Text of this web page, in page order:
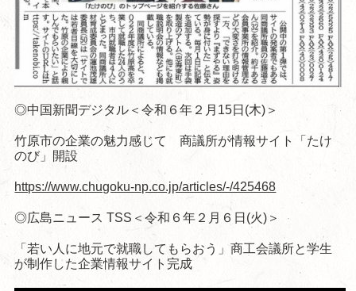
◎中国新聞デジタル＜令和６年２月15日(木)＞
竹原市の企業の魅力感じて 商議所が情報サイト「たけ
のび」開設
https://www.chugoku-np.co.jp/articles/-/425468
◎広島ニュース TSS＜令和６年２月６日(火)＞
「若い人に地元で就職してもらおう」商工会議所と学生
が制作した企業情報サイト完成